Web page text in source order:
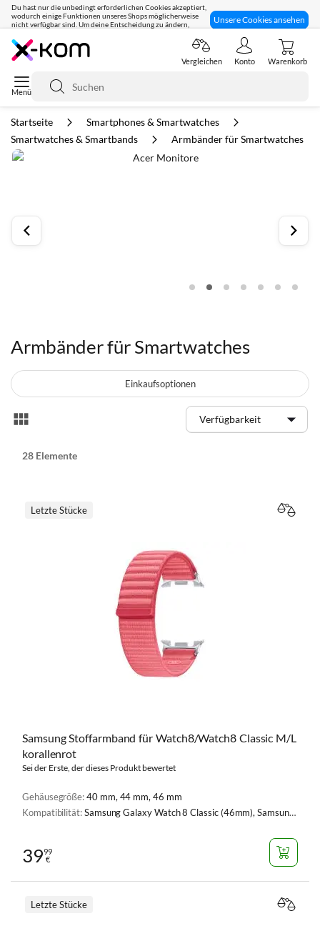
Du hast nur die unbedingt erforderlichen Cookies akzeptiert,
wodurch einige Funktionen unseres Shops möglicherweise
nicht verfügbar sind. Um deine Entscheidung zu ändern,
Unsere Cookies ansehen
Seit 8 Jahren für dich da!
Suche
Vergleichen Konto Warenkorb
Startseite
Smartphones & Smartwatches
Smartwatches & Smartbands
Armbänder für Smartwatches
Armbänder für Smartwatches
Anzeigen
Liste
28 Elemente
Samsung Stoffarmband für Watch8/Watch8 Classic M/L
korallenrot
Sei der Erste, der dieses Produkt bewertet
Gehäusegröße:40 mm, 44 mm, 46 mm
Kompatibilität:Samsung Galaxy Watch 8 Classic (46mm), Samsung Galaxy Watch 8 (40mm), Samsung Galaxy Watch 8 (44mm)
Letzte Stücke
3999
€
Letzte Stücke
Einkaufsoptionen